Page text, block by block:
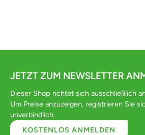
JETZT ZUM NEWSLETTER
Dieser Shop richtet sich ausschließlich
Um Preise anzuzeigen, registrieren Sie
unverbindlich.
KOSTENLOS ANMELDEN